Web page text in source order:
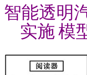
智能透明
实施 模